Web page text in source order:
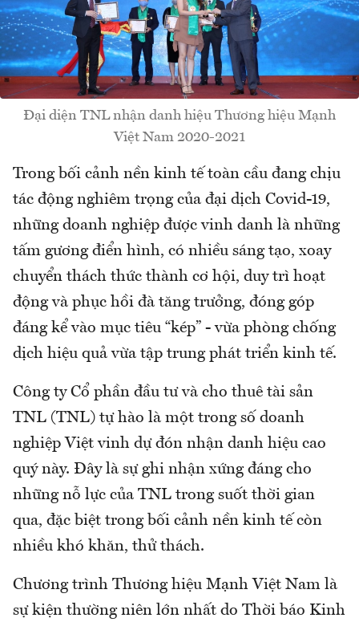
Đại diện TNL nhận danh hiệu Thương hiệu Mạnh
Việt Nam 2020-2021
Trong bối cảnh nền kinh tế toàn cầu đang chịu
tác động nghiêm trọng của đại dịch Covid-19,
những doanh nghiệp được vinh danh là những
tấm gương điển hình, có nhiều sáng tạo, xoay
chuyển thách thức thành cơ hội, duy trì hoạt
động và phục hồi đà tăng trưởng, đóng góp
đáng kể vào mục tiêu “kép” - vừa phòng chống
dịch hiệu quả vừa tập trung phát triển kinh tế.
Công ty Cổ phần đầu tư và cho thuê tài sản
TNL (TNL) tự hào là một trong số doanh
nghiệp Việt vinh dự đón nhận danh hiệu cao
quý này. Đây là sự ghi nhận xứng đáng cho
những nỗ lực của TNL trong suốt thời gian
qua, đặc biệt trong bối cảnh nền kinh tế còn
nhiều khó khăn, thử thách.
Chương trình Thương hiệu Mạnh Việt Nam là
sự kiện thường niên lớn nhất do Thời báo Kinh